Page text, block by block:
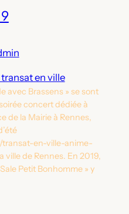
en ville
avec Brassens » se sont
concert dédiée à
de la Mairie à Rennes,
en-ville-anime-
ville de Rennes. En 2019,
Petit Bonhomme » y